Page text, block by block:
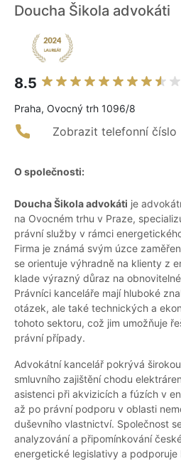
Doucha Šikola advokáti
8.5
Praha, Ovocný trh 1096/8
Zobrazit telefonní číslo
O společnosti:
Doucha Šikola advokáti je
na Ovocném trhu v Praze,
právní služby v rámci
Firma je známá svým úzce
se orientuje výhradně na klienty z
klade výrazný důraz na
Právníci kanceláře mají hluboké
otázek, ale také technických a
tohoto sektoru, což jim umožňuje
právní případy.
Advokátní kancelář pokrývá
smluvního zajištění chodu
asistenci při akvizicích a fúzích v
až po právní podporu v oblasti
duševního vlastnictví. Společnost
analyzování a připomínkování
energetické legislativy a